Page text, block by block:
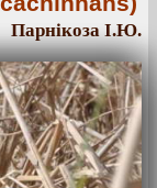
Парнікоза І.Ю.